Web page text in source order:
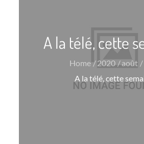
A la télé, cette
Home 2020 août
A la télé, cette